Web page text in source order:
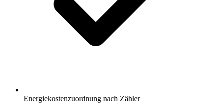
Energiekostenzuordnung nach Zähler